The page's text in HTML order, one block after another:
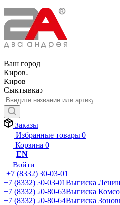
Ваш город
Киров
Киров
Сыктывкар
Заказы
Избранные товары 0
Корзина 0
EN
Войти
+7 (8332) 30-03-01
+7 (8332) 30-03-01Выписка
+7 (8332) 20-80-63Выписка
+7 (8332) 20-80-64Выписка